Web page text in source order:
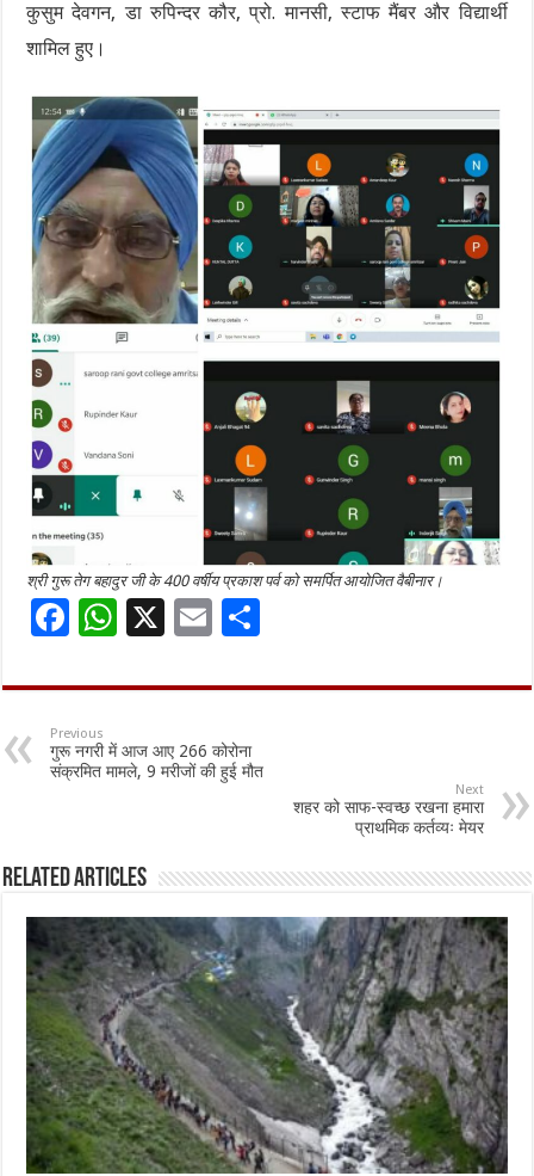
कुसुम देवगन, डा रुपिन्दर कौर, प्रो. मानसी, स्टाफ मैंबर और विद्यार्थी
शामिल हुए।
श्री गुरू तेग बहादुर जी के 400 वर्षीय प्रकाश पर्व को समर्पित आयोजित वैबीनार।
F
e
b
o
W
at
p
X
E
ai
l
ar
Previous
गुरू नगरी में आज आए 266 कोरोना
संक्रमित मामले, 9 मरीजों की हुई मौत
Next
शहर को साफ-स्वच्छ रखना हमारा
प्राथमिक कर्तव्यः मेयर
Related Articles